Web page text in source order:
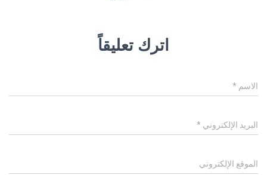
اترك تعليقاً
الاسم *
البريد الإلكتروني *
الموقع الإلكتروني